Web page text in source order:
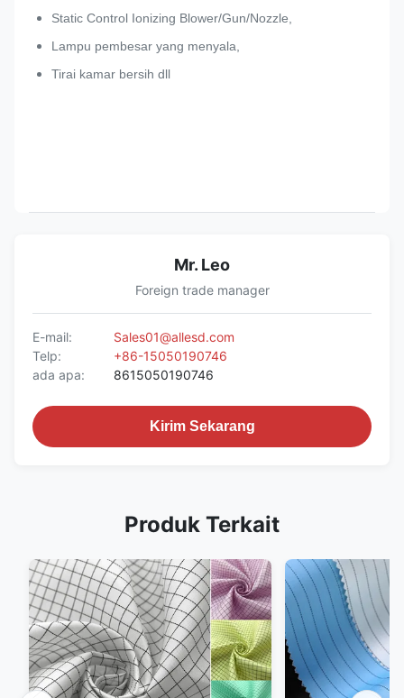
Static Control Ionizing Blower/Gun/Nozzle,
Lampu pembesar yang menyala,
Tirai kamar bersih dll
Mr. Leo
Foreign trade manager
E-mail:
Sales01@allesd.com
Telp:
+86-15050190746
ada apa:
8615050190746
Kirim Sekarang
Produk Terkait